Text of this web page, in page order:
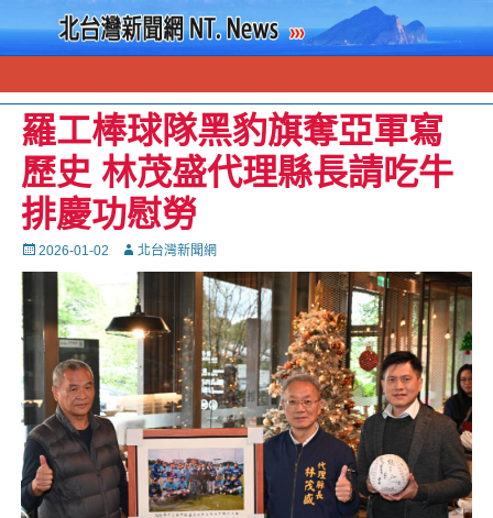
羅工棒球隊黑豹旗奪亞軍寫
歷史 林茂盛代理縣長請吃牛
排慶功慰勞
Posted
on
2026-01-02 Autor北台灣新聞網